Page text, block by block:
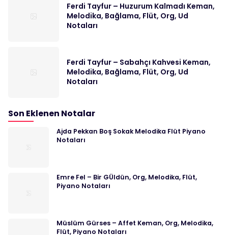
Ferdi Tayfur – Huzurum Kalmadı Keman,
Melodika, Bağlama, Flüt, Org, Ud
Notaları
Ferdi Tayfur – Sabahçı Kahvesi Keman,
Melodika, Bağlama, Flüt, Org, Ud
Notaları
Son Eklenen Notalar
Ajda Pekkan Boş Sokak Melodika Flüt Piyano
Notaları
Emre Fel – Bir GÜldün, Org, Melodika, Flüt,
Piyano Notaları
Müslüm Gürses – Affet Keman, Org, Melodika,
Flüt, Piyano Notaları